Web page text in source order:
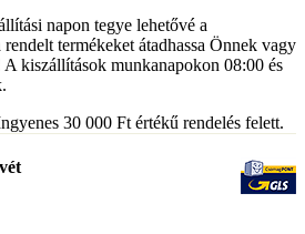
napon tegye lehetővé a
termékeket átadhassa Önnek vagy
kiszállítások munkanapokon 08:00 és
30 000 Ft értékű rendelés felett.